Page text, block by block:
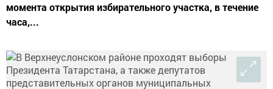
момента открытия избирательного участка, в течение
часа,...